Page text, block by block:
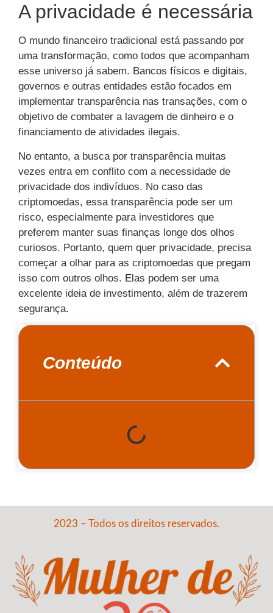
A privacidade é necessária
O mundo financeiro tradicional está passando por
uma transformação, como todos que acompanham
esse universo já sabem. Bancos físicos e digitais,
governos e outras entidades estão focados em
implementar transparência nas transações, com o
objetivo de combater a lavagem de dinheiro e o
financiamento de atividades ilegais.
No entanto, a busca por transparência muitas
vezes entra em conflito com a necessidade de
privacidade dos indivíduos. No caso das
criptomoedas, essa transparência pode ser um
risco, especialmente para investidores que
preferem manter suas finanças longe dos olhos
curiosos. Portanto, quem quer privacidade, precisa
começar a olhar para as criptomoedas que pregam
isso com outros olhos. Elas podem ser uma
excelente ideia de investimento, além de trazerem
segurança.
Conteúdo
2023 – Todos os direitos reservados.